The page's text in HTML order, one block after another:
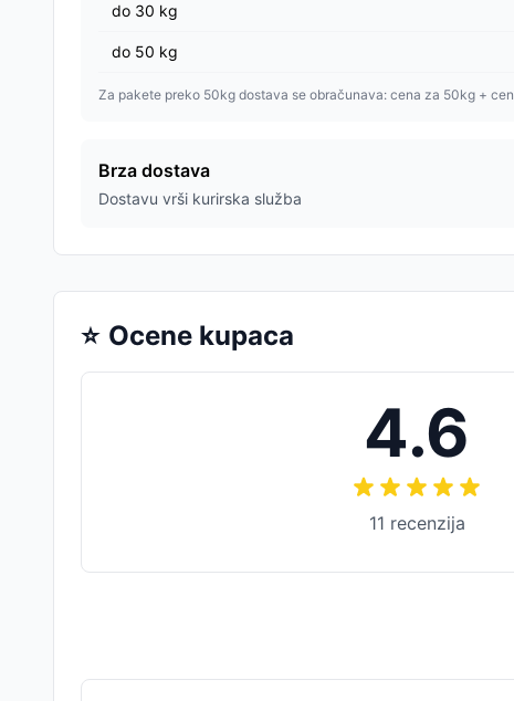
do 30 kg
do 50 kg
Za pakete preko 50kg dostava se obračunava: cena za 50kg +
Brza dostava
Dostavu vrši kurirska služba
⭐ Ocene kupaca
4.6
11 recenzija